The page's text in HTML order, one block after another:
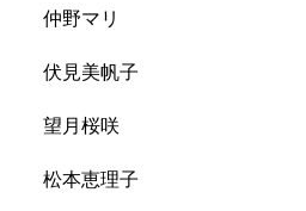
仲野マリ
伏見美帆子
望月桜咲
松本恵理子